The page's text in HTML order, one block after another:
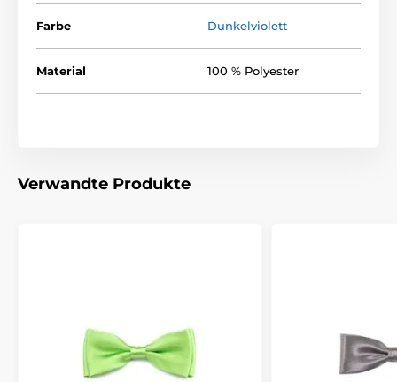
Farbe Dunkelviolett
Material 100 % Polyester
Verwandte Produkte